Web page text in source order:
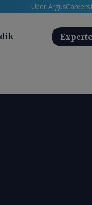
Über ArgusCareers